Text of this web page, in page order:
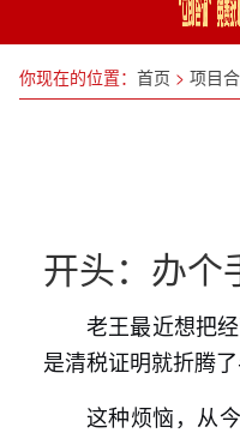
你现在的位置： 首页 > 项目
开头：办个
老王最近想把
是清税证明就折腾
这种烦恼，从